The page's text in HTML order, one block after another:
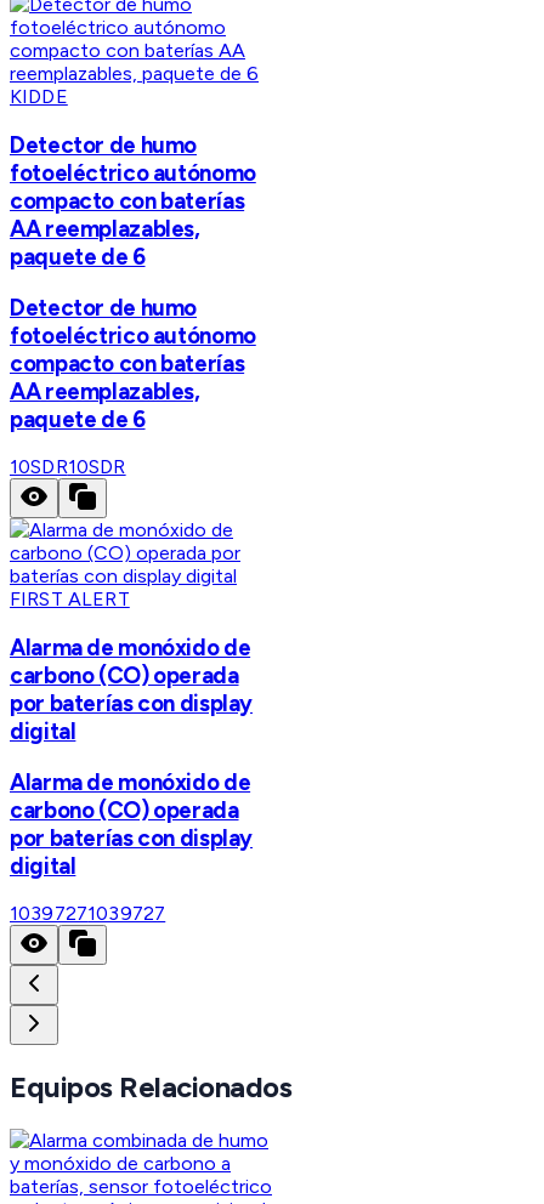
KIDDE
Detector de humo
fotoeléctrico autónomo
compacto con baterías
AA reemplazables,
paquete de 6
Detector de humo
fotoeléctrico autónomo
compacto con baterías
AA reemplazables,
paquete de 6
10SDR10SDR
FIRST ALERT
Alarma de monóxido de
carbono (CO) operada
por baterías con display
digital
Alarma de monóxido de
carbono (CO) operada
por baterías con display
digital
10397271039727
Equipos Relacionados